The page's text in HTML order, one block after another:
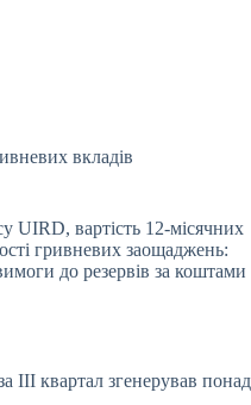
вкладів
UIRD, вартість 12-місячних
гривневих заощаджень:
до резервів за коштами
III квартал згенерував понад